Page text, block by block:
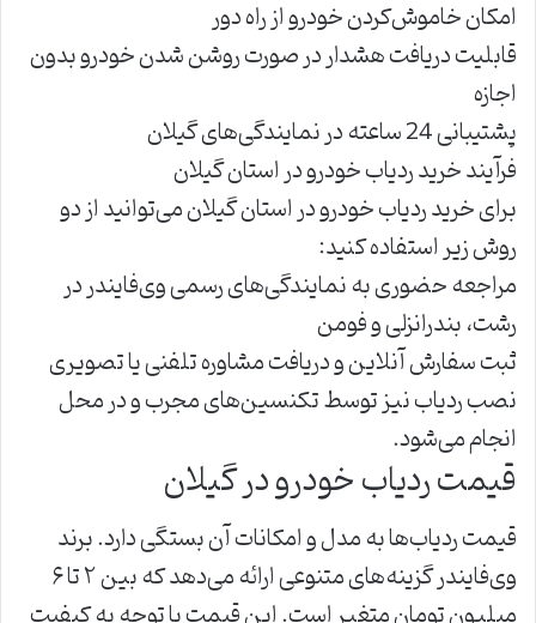
امکان خاموش‌کردن خودرو از راه دور
قابلیت دریافت هشدار در صورت روشن شدن خودرو بدون
اجازه
پشتیبانی 24 ساعته در نمایندگی‌های گیلان
فرآیند خرید ردیاب خودرو در استان گیلان
برای خرید ردیاب خودرو در استان گیلان می‌توانید از دو
روش زیر استفاده کنید:
مراجعه حضوری به نمایندگی‌های رسمی وی‌فایندر در
رشت، بندرانزلی و فومن
ثبت سفارش آنلاین و دریافت مشاوره تلفنی یا تصویری
نصب ردیاب نیز توسط تکنسین‌های مجرب و در محل
انجام می‌شود.
قیمت ردیاب خودرو در گیلان
قیمت ردیاب‌ها به مدل و امکانات آن بستگی دارد. برند
وی‌فایندر گزینه‌های متنوعی ارائه می‌دهد که بین ۲ تا ۶